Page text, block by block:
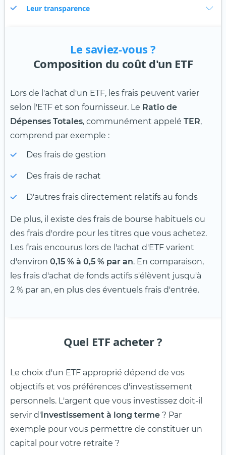
Leur transparence
Le saviez-vous ?
Composition du coût d'un ETF
Lors de l'achat d'un ETF, les frais peuvent varier
selon l'ETF et son fournisseur. Le Ratio de
Dépenses Totales, communément appelé TER,
comprend par exemple :
Des frais de gestion
Des frais de rachat
D'autres frais directement relatifs au fonds
De plus, il existe des frais de bourse habituels ou
des frais d'ordre pour les titres que vous achetez.
Les frais encourus lors de l'achat d'ETF varient
d'environ 0,15 % à 0,5 % par an. En comparaison,
les frais d'achat de fonds actifs s'élèvent jusqu'à
2 % par an, en plus des éventuels frais d'entrée.
Quel ETF acheter ?
Le choix d'un ETF approprié dépend de vos
objectifs et vos préférences d'investissement
personnels. L'argent que vous investissez doit-il
servir d'investissement à long terme ? Par
exemple pour vous permettre de constituer un
capital pour votre retraite ?